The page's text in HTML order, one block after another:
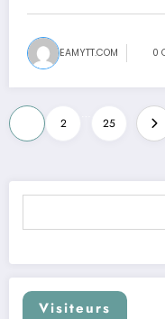
EAMYTT.COM 0
Pagination
des
publications
2 25
Visiteurs